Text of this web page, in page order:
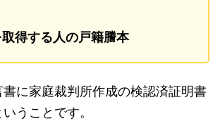
得する人の戸籍謄本
に家庭裁判所作成の検認済証明書
うことです。